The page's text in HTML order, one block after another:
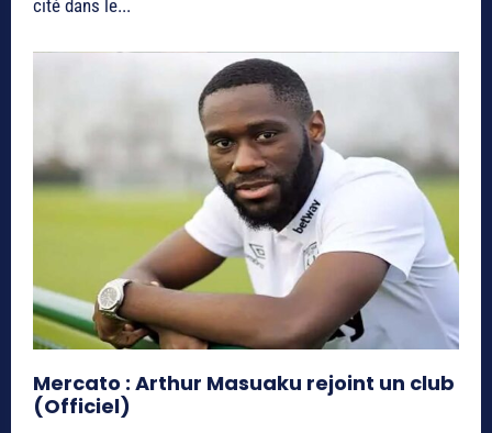
cité dans le...
Mercato : Arthur Masuaku rejoint un club
(Officiel)